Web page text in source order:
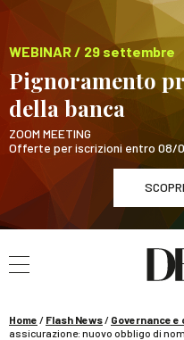
WEBINAR / 29 settembre
Pignoramento
della banca
ZOOM MEETING
Offerte per iscrizioni entro 08/
WEBINAR /
Pignoramento presso
Home / Flash News/ Governance
assicurazione: nuovo obbligo di